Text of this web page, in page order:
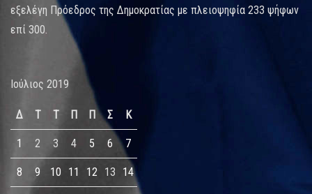
εξελέγη Πρόεδρος της Δημοκρατίας με πλειοψηφία 233 ψήφων
επί 300.
Ιούλιος 2019
Δ Τ Τ Π Π Σ Κ
1 2 3 4 5 6 7
8 9 10 11 12 13 14